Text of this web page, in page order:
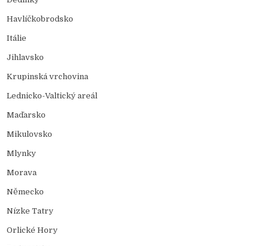
Havlíčkobrodsko
Itálie
Jihlavsko
Krupinská vrchovina
Lednicko-Valtický areál
Maďarsko
Mikulovsko
Mlynky
Morava
Německo
Nízke Tatry
Orlické Hory